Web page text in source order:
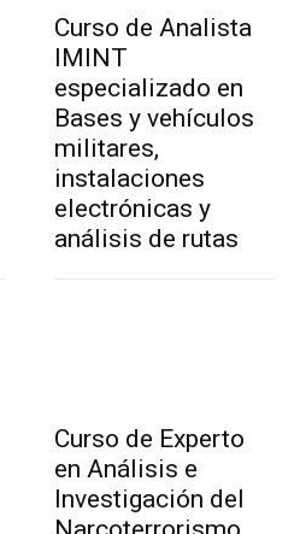
Curso de Analista
IMINT
especializado en
Bases y vehículos
militares,
instalaciones
electrónicas y
análisis de rutas
Curso de Experto
en Análisis e
Investigación del